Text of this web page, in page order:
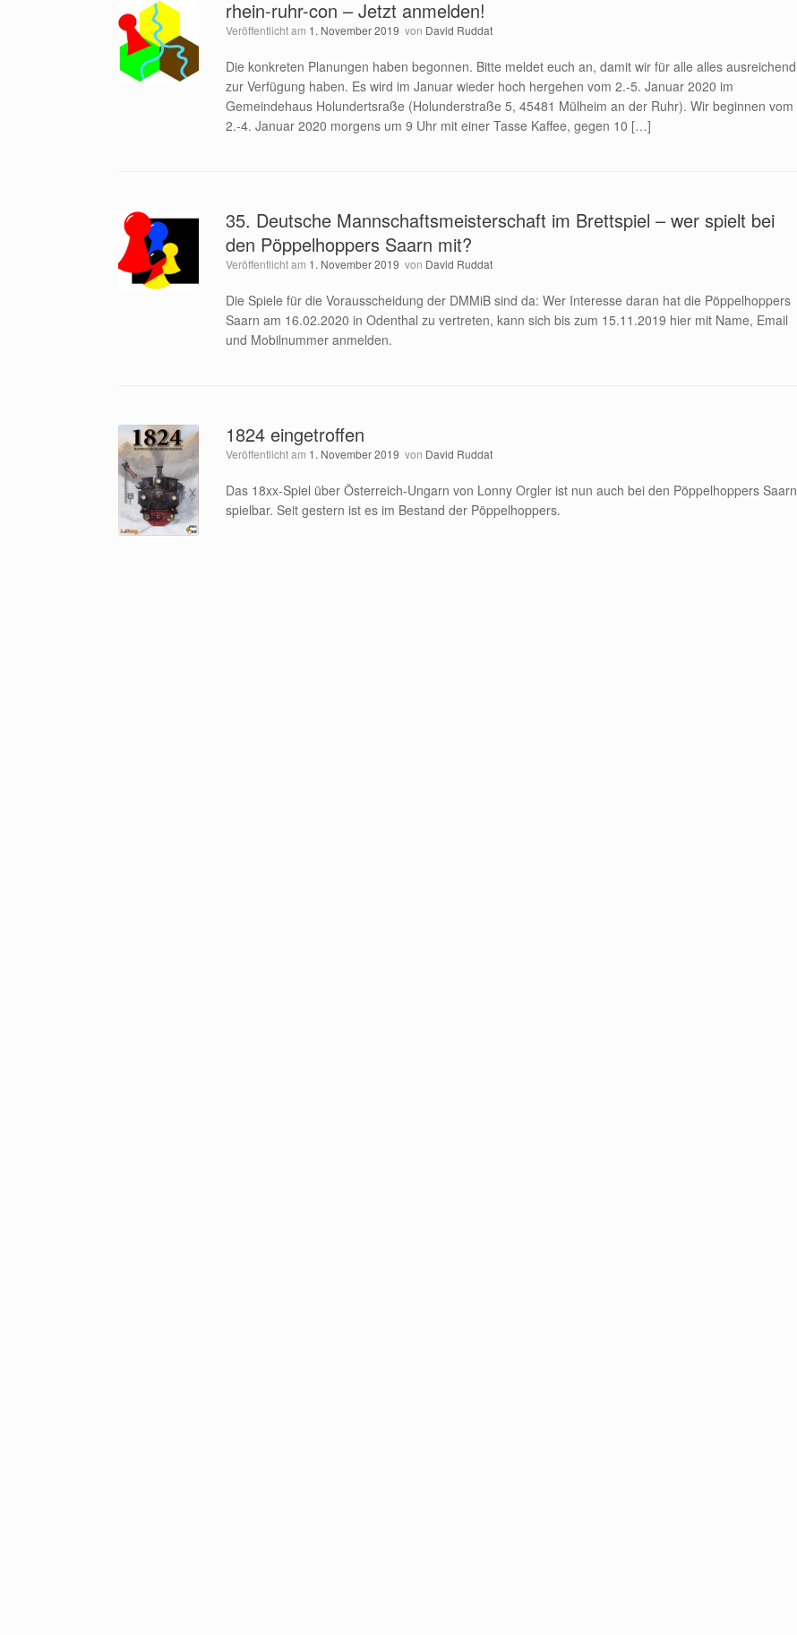
rhein-ruhr-con – Jetzt anmelden!
Veröffentlicht am 1. November 2019 von David Ruddat
Die konkreten Planungen haben begonnen. Bitte meldet euch an, damit wir für alle alles ausreichend
zur Verfügung haben. Es wird im Januar wieder hoch hergehen vom 2.-5. Januar 2020 im
Gemeindehaus Holundertsraße (Holunderstraße 5, 45481 Mülheim an der Ruhr). Wir beginnen vom
2.-4. Januar 2020 morgens um 9 Uhr mit einer Tasse Kaffee, gegen 10 […]
35. Deutsche Mannschaftsmeisterschaft im Brettspiel – wer spielt bei
den Pöppelhoppers Saarn mit?
Veröffentlicht am 1. November 2019 von David Ruddat
Die Spiele für die Vorausscheidung der DMMiB sind da: Wer Interesse daran hat die Pöppelhoppers
Saarn am 16.02.2020 in Odenthal zu vertreten, kann sich bis zum 15.11.2019 hier mit Name, Email
und Mobilnummer anmelden.
1824 eingetroffen
Veröffentlicht am 1. November 2019 von David Ruddat
Das 18xx-Spiel über Österreich-Ungarn von Lonny Orgler ist nun auch bei den Pöppelhoppers Saarn
spielbar. Seit gestern ist es im Bestand der Pöppelhoppers.